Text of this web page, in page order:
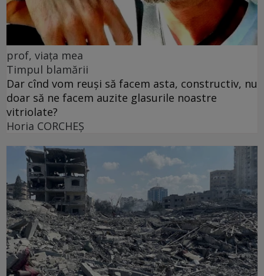
prof, viața mea
Timpul blamării
Dar cînd vom reuși să facem asta, constructiv, nu
doar să ne facem auzite glasurile noastre
vitriolate?
Horia CORCHEŞ